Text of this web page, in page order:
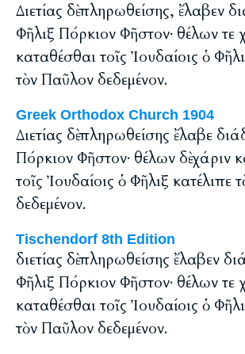
Διετίας δὲ πληρωθείσης, ἔλαβεν
Φῆλιξ Πόρκιον Φῆστον· θέλων τε
καταθέσθαι τοῖς Ἰουδαίοις ὁ
τὸν Παῦλον δεδεμένον.
Greek Orthodox Church 1904
Διετίας δὲ πληρωθείσης ἔλαβε
Πόρκιον Φῆστον· θέλων δὲ χάριν
τοῖς Ἰουδαίοις ὁ Φῆλιξ κατέλιπε
δεδεμένον.
Tischendorf 8th Edition
διετίας δὲ πληρωθείσης ἔλαβεν
Φῆλιξ Πόρκιον Φῆστον· θέλων τε
καταθέσθαι τοῖς Ἰουδαίοις ὁ
τὸν Παῦλον δεδεμένον.